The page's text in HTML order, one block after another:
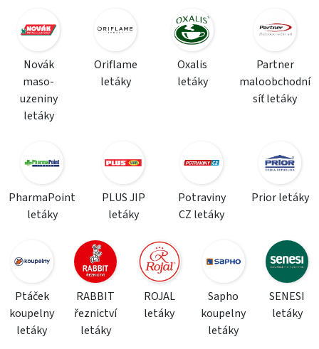
Novák
maso-
uzeniny
letáky
Oriflame
letáky
Oxalis
letáky
Partner
maloobchodní
síť letáky
PharmaPoint
letáky
PLUS JIP
letáky
Potraviny
CZ letáky
Prior letáky
Ptáček
koupelny
letáky
RABBIT
řeznictví
letáky
ROJAL
letáky
Sapho
koupelny
letáky
SENESI
letáky